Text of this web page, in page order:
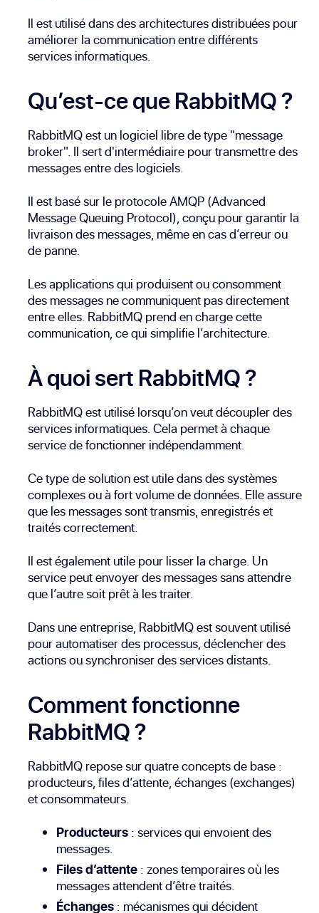
Il est utilisé dans des architectures distribuées pour
améliorer la communication entre différents
services informatiques.
Qu’est-ce que RabbitMQ ?
RabbitMQ est un logiciel libre de type "message
broker". Il sert d'intermédiaire pour transmettre des
messages entre des logiciels.
Il est basé sur le protocole AMQP (Advanced
Message Queuing Protocol), conçu pour garantir la
livraison des messages, même en cas d’erreur ou
de panne.
Les applications qui produisent ou consomment
des messages ne communiquent pas directement
entre elles. RabbitMQ prend en charge cette
communication, ce qui simplifie l’architecture.
À quoi sert RabbitMQ ?
RabbitMQ est utilisé lorsqu’on veut découpler des
services informatiques. Cela permet à chaque
service de fonctionner indépendamment.
Ce type de solution est utile dans des systèmes
complexes ou à fort volume de données. Elle assure
que les messages sont transmis, enregistrés et
traités correctement.
Il est également utile pour lisser la charge. Un
service peut envoyer des messages sans attendre
que l’autre soit prêt à les traiter.
Dans une entreprise, RabbitMQ est souvent utilisé
pour automatiser des processus, déclencher des
actions ou synchroniser des services distants.
Comment fonctionne
RabbitMQ ?
RabbitMQ repose sur quatre concepts de base :
producteurs, files d’attente, échanges (exchanges)
et consommateurs.
Producteurs : services qui envoient des
messages.
Files d’attente : zones temporaires où les
messages attendent d’être traités.
Échanges : mécanismes qui décident